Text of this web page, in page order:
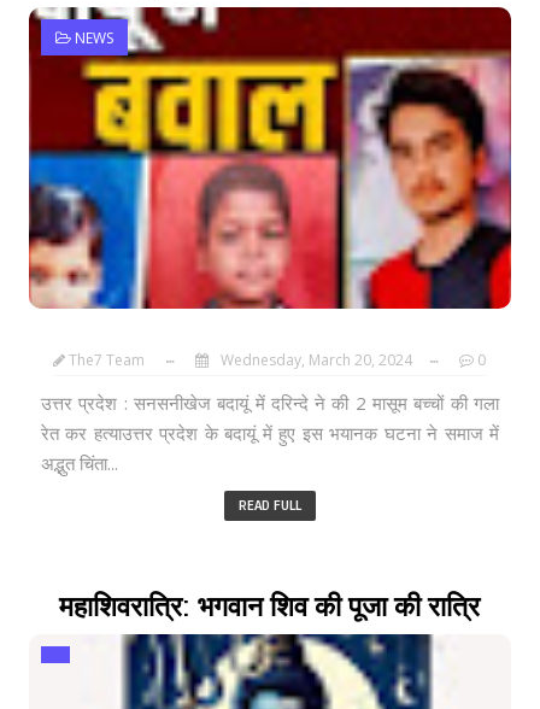
NEWS
The7 Team Wednesday, March 20, 2024 0
उत्तर प्रदेश : सनसनीखेज बदायूं में दरिन्दे ने की 2 मासूम बच्चों की गला
रेत कर हत्याउत्तर प्रदेश के बदायूं में हुए इस भयानक घटना ने समाज में
अद्भुत चिंता...
READ FULL
महाशिवरात्रि: भगवान शिव की पूजा की रात्रि